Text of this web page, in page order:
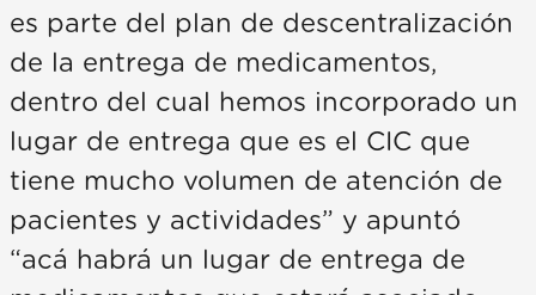
es parte del plan de descentralización
de la entrega de medicamentos,
dentro del cual hemos incorporado un
lugar de entrega que es el CIC que
tiene mucho volumen de atención de
pacientes y actividades” y apuntó
“acá habrá un lugar de entrega de